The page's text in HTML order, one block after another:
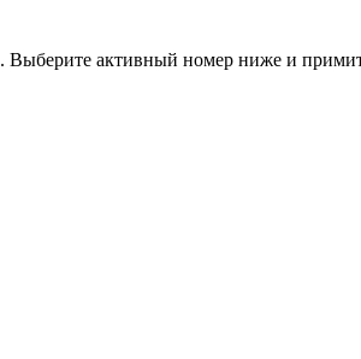
. Выберите активный номер ниже и